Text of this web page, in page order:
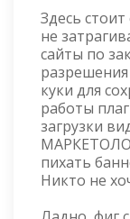
Здесь
не
сайты по
куки для
работы
загрузки
пихать
Никто не